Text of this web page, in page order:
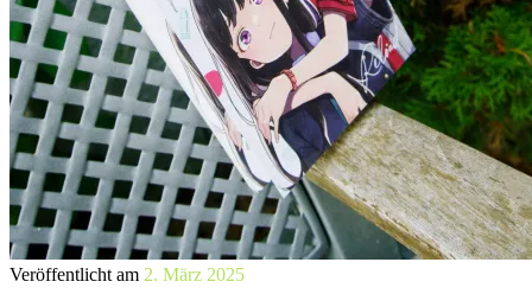
Veröffentlicht am 2. März 2025